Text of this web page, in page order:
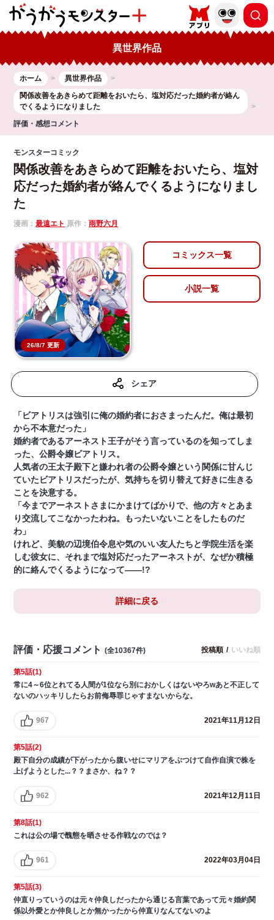
異世界作品
ホーム
異世界作品
関係改善をあきらめて距離をおいたら、塩対応だった婚約者が絡ん
でくるようになりました
評価・感想コメント
モンスターコミック
関係改善をあきらめて距離をおいたら、塩対
応だった婚約者が絡んでくるようになりまし
た
漫画：最遠エト 原作：雨野六月
26/8/7 更新
コミックス一覧
小説一覧
シェア
「ビアトリスは強引に俺の婚約者におさまったんだ。俺は最初
から不本意だった」
婚約者であるアーネスト王子がそう言っているのを知ってしま
った、公爵令嬢ビアトリス。
人気者の王太子殿下と嫌われ者の公爵令嬢という関係に甘んじ
ていたビアトリスだったが、気持ちを切り替えて好きに生きる
ことを決意する。
「今までアーネストさまにかまけてばかりで、他の方々とあま
り交流してこなかったわね。もったいないことをしたものだ
わ」
けれど、美貌の辺境伯令息や気のいい友人たちと学院生活を楽
しむ彼女に、それまで塩対応だったアーネストが、なぜか積極
的に絡んでくるようになって――!?
詳細に戻る
評価・応援コメント (全10367件) 投稿順 / いいね順
第5話(1)
常に4～6位とれてる人間が1位なら別におかしくはないやろwあと不正して
ないのハッキリしたらお前侮辱罪じゃすまないからな。
967 2021年11月12日
第5話(2)
殿下自分の成績が下がったから腹いせにマリアをぶつけて自作自演で株を
上げようとした...？？まさか、ね？？
962 2021年12月11日
第8話(1)
これは公の場で醜態を晒させる作戦なのでは？
961 2022年03月04日
第5話(3)
仲直りっていうのは元々仲良しだったから通じる言葉であって元々婚約関
係以外愛とか仲良しとか無かったから仲直りなんてないのよ